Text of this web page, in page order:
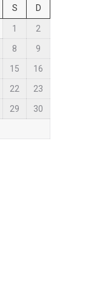
S D
1 2
8 9
15 16
22 23
29 30